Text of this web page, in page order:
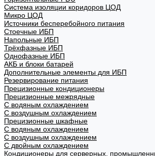
Система изоляции коридоров ЦОД
Микро ЦОД
Источники бесперебойного питания
Стоечные ИБП
Напольные ИБП
Трёхфазные ИБП
Однофазные ИБП
АКБ и блоки батарей
Дополнительные элементы для ИБП
Резервирование питания
Прецизионные кондиционеры
Прецизионные межрядные
С водяным охлаждением
С воздушным охлаждением
Прецизионные шкафные
С водяным охлаждением
С воздушным охлаждением
С двойным охлаждением
Кондиционеры для серверных,